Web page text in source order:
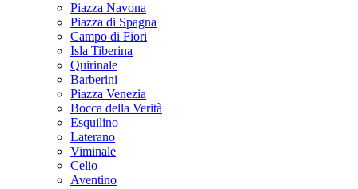
Piazza Navona
Piazza di Spagna
Campo di Fiori
Isla Tiberina
Quirinale
Barberini
Piazza Venezia
Bocca della Verità
Esquilino
Laterano
Viminale
Celio
Aventino